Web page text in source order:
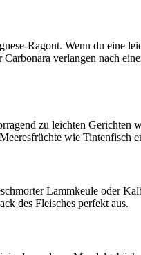
Ragout. Wenn du eine
verlangen nach
zu leichten
wie Tintenfisch
Lammkeule oder
des Fleisches perfekt aus.